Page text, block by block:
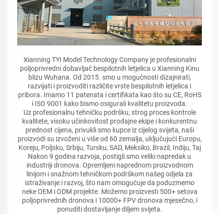
Xianning TYI Model Technology Company je profesionalni
poljoprivredni dobavljač bespilotnih letjelica u Xianning Kinu
blizu Wuhana. Od 2015. smo u mogućnosti dizajnirati,
razvijati i proizvoditi različite vrste bespilotnih letjelica i
pribora. Imamo 11 patenata i certifikata kao što su CE, RoHS
i ISO 9001 kako bismo osigurali kvalitetu proizvoda.
Uz profesionalnu tehničku podršku, strog proces kontrole
kvalitete, visoku učinkovitost prodajne ekipe i konkurentnu
prednost cijena, privukli smo kupce iz cijelog svijeta, naši
proizvodi su izvoženi u više od 60 zemalja, uključujući Europu,
Koreju, Poljsku, Srbiju, Tursku, SAD, Meksiko, Brazil, Indiju, Taj
Nakon 9 godina razvoja, postigli smo veliki napredak u
industriji dronova. Opremljeni naprednom proizvodnom
linijom i snažnom tehničkom podrškom našeg odjela za
istraživanje i razvoj, što nam omogućuje da poduzmemo
neke OEM i ODM projekte. Možemo proizvesti 500+ setova
poljoprivrednih dronova i 10000+ FPV dronova mjesečno, i
ponuditi dostavljanje diljem svijeta.